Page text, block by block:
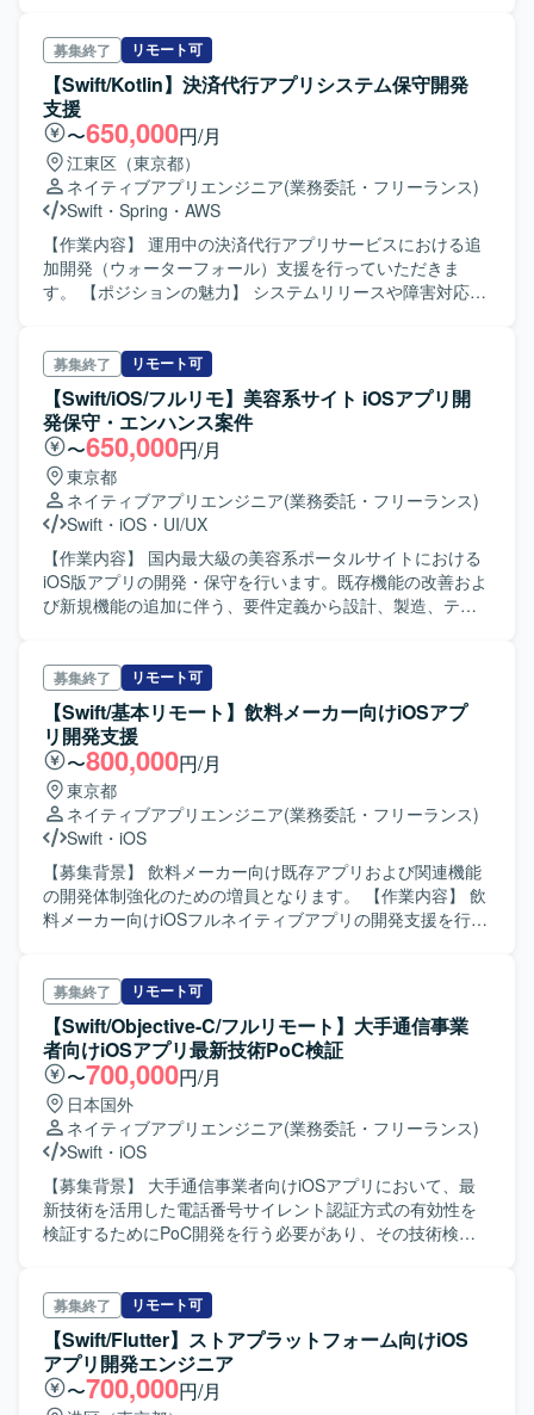
募集終了 リモート可
【Swift/Kotlin】決済代行アプリシステム保守開発
支援
〜650,000円/月
江東区（東京都）
ネイティブアプリエンジニア(業務委託・フリーランス)
Swift ・ Spring ・ AWS
【作業内容】 運用中の決済代行アプリサービスにおける追
加開発（ウォーターフォール）支援を行っていただきま
す。 【ポジションの魅力】 システムリリースや障害対応な
境】 Swift／Kotlin／AWS／Java／Spring Framework／Go
募集終了 リモート可
【Swift/iOS/フルリモ】美容系サイト iOSアプリ開
発保守・エンハンス案件
〜650,000円/月
東京都
ネイティブアプリエンジニア(業務委託・フリーランス)
Swift ・ iOS ・ UI/UX
【作業内容】 国内最大級の美容系ポータルサイトにおける
iOS版アプリの開発・保守を行います。既存機能の改善およ
び新規機能の追加に伴う、要件定義から設計、製造、テス
募集終了 リモート可
【Swift/基本リモート】飲料メーカー向けiOSアプ
リ開発支援
〜800,000円/月
東京都
ネイティブアプリエンジニア(業務委託・フリーランス)
Swift ・ iOS
【募集背景】 飲料メーカー向け既存アプリおよび関連機能
の開発体制強化のための増員となります。 【作業内容】 飲
料メーカー向けiOSフルネイティブアプリの開発支援を行っ
きます。 【求める人物像】 技術的な内容を相手の理解度に
合わせて分かりやすく説明できる方を求めております。ま
た、状況を正しく把握したうえで建設的な提案ができ、セ
キュリティやコンプライアンスへの意識が高い方が望まし
いです。 【ポジションの魅力】 フルネイティブのiOSアプ
リ開発に携わることで、UI／UXやパフォーマンスを意識し
た実装スキルを高めることができます。複数名の開発体制
の中で設計から実装まで経験できるため、モバイルアプリ
エンジニアとしてのキャリア形成にもつながる環境です。
【開発環境】 iOS向けフルネイティブアプリ開発環境（言
語：Swift）を用いた開発となります。
募集終了 リモート可
【Swift/Objective-C/フルリモート】大手通信事業
者向けiOSアプリ最新技術PoC検証
〜700,000円/月
日本国外
ネイティブアプリエンジニア(業務委託・フリーランス)
Swift ・ iOS
【募集背景】 大手通信事業者向けiOSアプリにおいて、最
新技術を活用した電話番号サイレント認証方式の有効性を
検証するためにPoC開発を行う必要があり、その技術検証
Authentication）を組み合わせた電話番号サイレント認証の
PoC開発および検証を実施していただきます。不正アクセ
スリスクに対する根本的な対処として、当該技術構成が有
効かどうかを検証し、基本設計から詳細設計、製造、単体
テスト、結合テスト、総合テストまで一連の工程を担って
募集終了 リモート可
【Swift/Flutter】ストアプラットフォーム向けiOS
アプリ開発エンジニア
〜700,000円/月